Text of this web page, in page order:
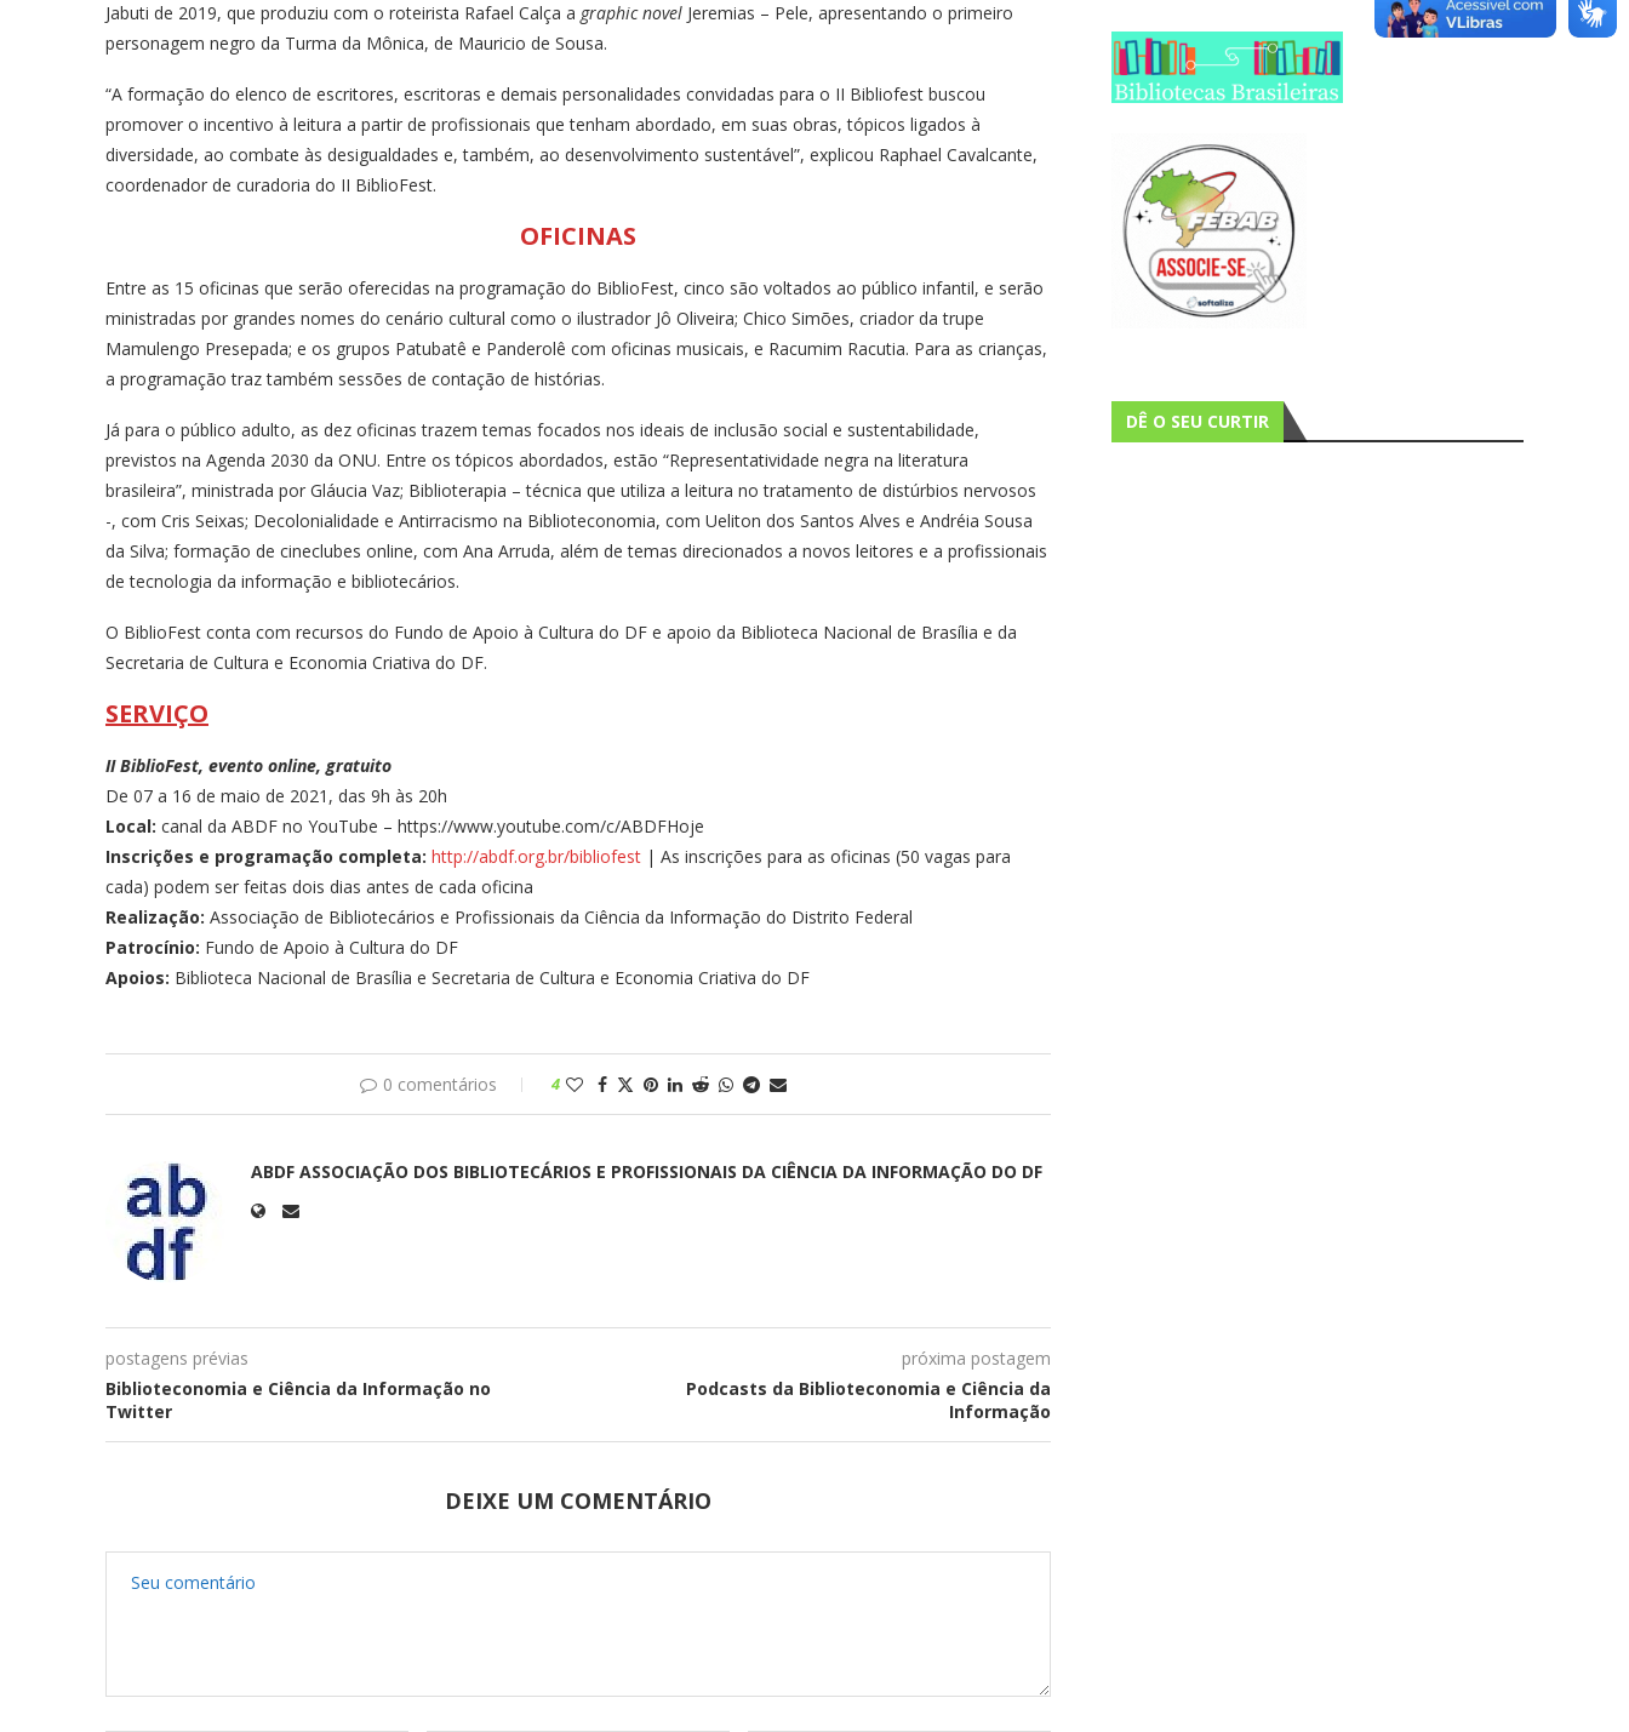
Jabuti de 2019, que produziu com o roteirista Rafael Calça a graphic novel Jeremias – Pele, apresentando o primeiro
personagem negro da Turma da Mônica, de Mauricio de Sousa.
“A formação do elenco de escritores, escritoras e demais personalidades convidadas para o II Bibliofest buscou
promover o incentivo à leitura a partir de profissionais que tenham abordado, em suas obras, tópicos ligados à
diversidade, ao combate às desigualdades e, também, ao desenvolvimento sustentável”, explicou Raphael Cavalcante,
coordenador de curadoria do II BiblioFest.
OFICINAS
Entre as 15 oficinas que serão oferecidas na programação do BiblioFest, cinco são voltados ao público infantil, e serão
ministradas por grandes nomes do cenário cultural como o ilustrador Jô Oliveira; Chico Simões, criador da trupe
Mamulengo Presepada; e os grupos Patubatê e Panderolê com oficinas musicais, e Racumim Racutia. Para as crianças,
a programação traz também sessões de contação de histórias.
Já para o público adulto, as dez oficinas trazem temas focados nos ideais de inclusão social e sustentabilidade,
previstos na Agenda 2030 da ONU. Entre os tópicos abordados, estão “Representatividade negra na literatura
brasileira”, ministrada por Gláucia Vaz; Biblioterapia – técnica que utiliza a leitura no tratamento de distúrbios nervosos
-, com Cris Seixas; Decolonialidade e Antirracismo na Biblioteconomia, com Ueliton dos Santos Alves e Andréia Sousa
da Silva; formação de cineclubes online, com Ana Arruda, além de temas direcionados a novos leitores e a profissionais
de tecnologia da informação e bibliotecários.
O BiblioFest conta com recursos do Fundo de Apoio à Cultura do DF e apoio da Biblioteca Nacional de Brasília e da
Secretaria de Cultura e Economia Criativa do DF.
SERVIÇO
II BiblioFest, evento online, gratuito
De 07 a 16 de maio de 2021, das 9h às 20h
Local: canal da ABDF no YouTube – https://www.youtube.com/c/ABDFHoje
Inscrições e programação completa: http://abdf.org.br/bibliofest | As inscrições para as oficinas (50 vagas para
cada) podem ser feitas dois dias antes de cada oficina
Realização: Associação de Bibliotecários e Profissionais da Ciência da Informação do Distrito Federal
Patrocínio: Fundo de Apoio à Cultura do DF
Apoios: Biblioteca Nacional de Brasília e Secretaria de Cultura e Economia Criativa do DF
0 comentários 4
ABDF ASSOCIAÇÃO DOS BIBLIOTECÁRIOS E PROFISSIONAIS DA CIÊNCIA DA INFORMAÇÃO DO DF
postagens prévias
Biblioteconomia e Ciência da Informação no
Twitter
próxima postagem
Podcasts da Biblioteconomia e Ciência da
Informação
DEIXE UM COMENTÁRIO
DÊ O SEU CURTIR